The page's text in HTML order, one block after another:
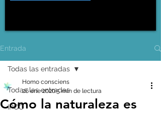
Entrada
Todas las entradas
IPCC
Todas las entradas
Cómo la naturaleza es
Homo consciens
26 ene 20205 min de lectura